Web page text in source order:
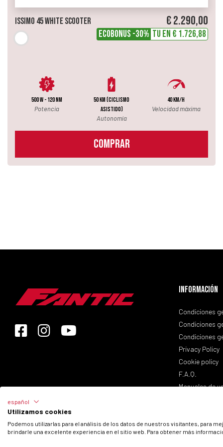
Issimo 45 White Scooter € 2.290,00
ECOBONUS -30% Tu en € 1.726,88
500 W - 120 NM
Potencia
50 km (ciclismo
asistido)
Autonomía
40 km/h
Velocidad máxima
COMPRAR
Información
Condiciones
Condiciones
Condiciones
Privacy Policy
Cookie policy
F.A.Q.
Manuales de
© 2026 Fantic Inc. All rights reserved.
español
Utilizamos cookies
Podemos utilizarlas para el análisis de los datos de nuestros visitantes, para
brindarle una excelente experiencia en el sitio web. Para obtener más